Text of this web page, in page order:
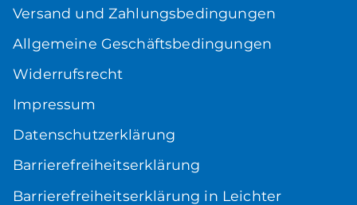
Versand und Zahlungsbedingungen
Allgemeine Geschäftsbedingungen
Widerrufsrecht
Impressum
Datenschutzerklärung
Barrierefreiheitserklärung
Barrierefreiheitserklärung in Leichter